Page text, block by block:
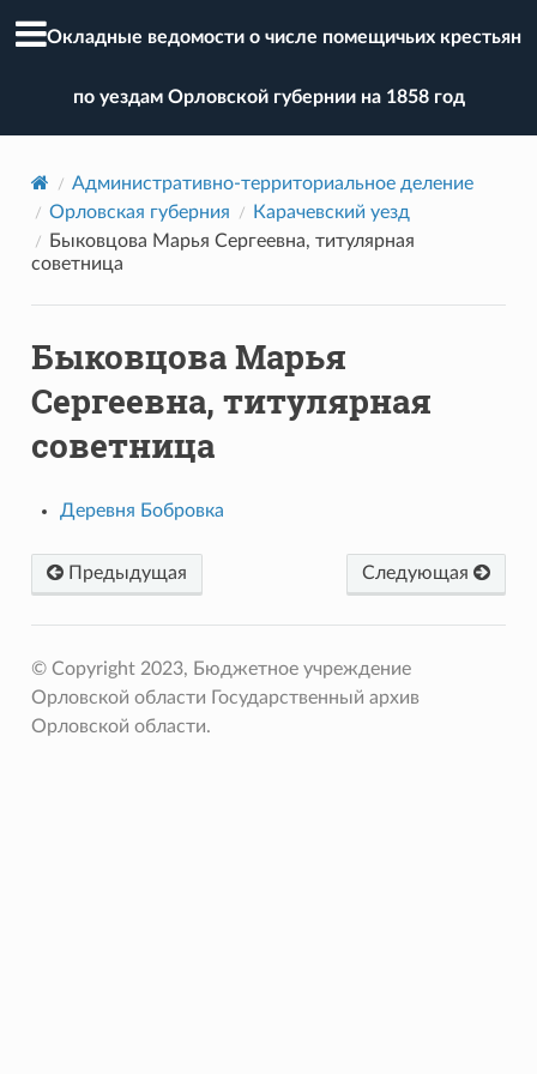
Окладные ведомости о числе помещичьих крестьян
по уездам Орловской губернии на 1858 год
Административно-территориальное деление
Орловская губерния
Карачевский уезд
Быковцова Марья Сергеевна, титулярная
советница
Быковцова Марья
Сергеевна, титулярная
советница
Деревня Бобровка
Предыдущая Следующая
© Copyright 2023, Бюджетное учреждение
Орловской области Государственный архив
Орловской области.